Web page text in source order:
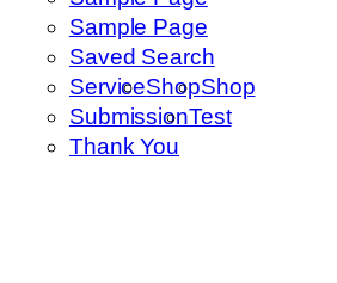
Sample Page
Saved Search
ServiceShopShop
SubmissionTest
Thank You